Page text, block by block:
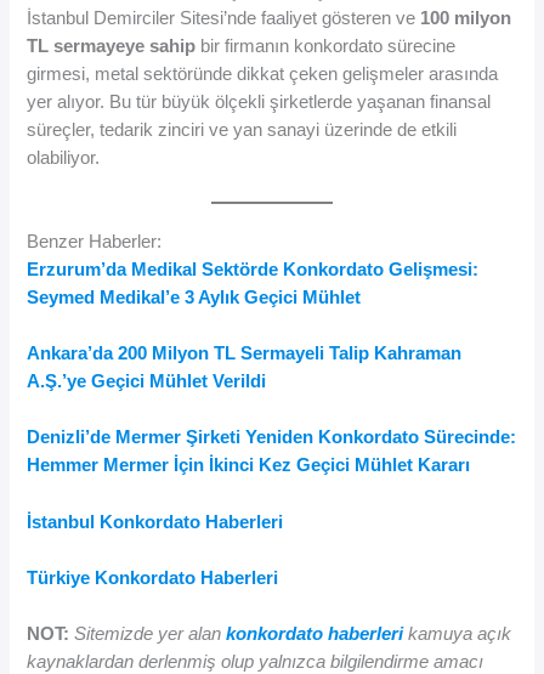
İstanbul Demirciler Sitesi’nde faaliyet gösteren ve 100 milyon
TL sermayeye sahip bir firmanın konkordato sürecine
girmesi, metal sektöründe dikkat çeken gelişmeler arasında
yer alıyor. Bu tür büyük ölçekli şirketlerde yaşanan finansal
süreçler, tedarik zinciri ve yan sanayi üzerinde de etkili
olabiliyor.
Benzer Haberler:
Erzurum’da Medikal Sektörde Konkordato Gelişmesi:
Seymed Medikal’e 3 Aylık Geçici Mühlet
Ankara’da 200 Milyon TL Sermayeli Talip Kahraman
A.Ş.’ye Geçici Mühlet Verildi
Denizli’de Mermer Şirketi Yeniden Konkordato Sürecinde:
Hemmer Mermer İçin İkinci Kez Geçici Mühlet Kararı
İstanbul Konkordato Haberleri
Türkiye Konkordato Haberleri
NOT:Sitemizde yer alankonkordato haberlerikamuya açık
kaynaklardan derlenmiş olup yalnızca bilgilendirme amacı